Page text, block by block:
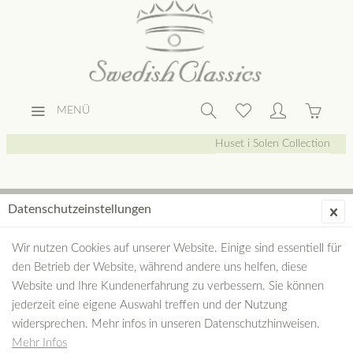
MENÜ
Huset i Solen Collection
Datenschutzeinstellungen
Wir nutzen Cookies auf unserer Website. Einige sind essentiell für
den Betrieb der Website, während andere uns helfen, diese
Website und Ihre Kundenerfahrung zu verbessern. Sie können
jederzeit eine eigene Auswahl treffen und der Nutzung
widersprechen. Mehr infos in unseren Datenschutzhinweisen.
Mehr Infos